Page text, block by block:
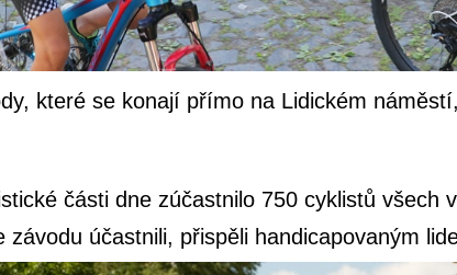
které se konají přímo na Lidickém
části dne zúčastnilo 750 cyklistů všech
závodu účastnili, přispěli handicapovaným